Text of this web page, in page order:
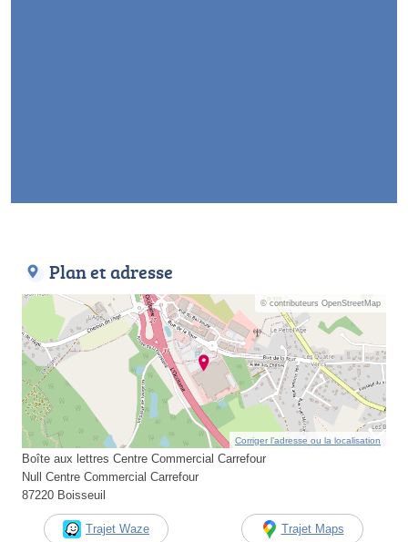
Plan et adresse
© contributeurs OpenStreetMap
Corriger l’adresse ou la localisation
Boîte aux lettres Centre Commercial Carrefour
Null Centre Commercial Carrefour
87220 Boisseuil
Trajet Waze Trajet Maps